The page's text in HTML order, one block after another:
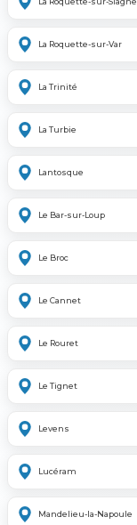
La Roquette-sur-Var
La Trinité
La Turbie
Lantosque
Le Bar-sur-Loup
Le Broc
Le Cannet
Le Rouret
Le Tignet
Levens
Lucéram
Mandelieu-la-Napoule